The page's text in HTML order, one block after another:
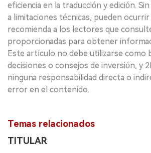
eficiencia en la traducción y edición.
a limitaciones técnicas, pueden
recomienda a los lectores que
proporcionadas para obtener
Este artículo no debe utilizarse como
decisiones o consejos de inversión, y
ninguna responsabilidad directa o
error en el contenido.
Temas relacionados
TITULAR